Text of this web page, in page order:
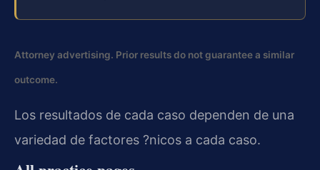
Attorney advertising. Prior results do not guarantee a similar
outcome.
Los resultados de cada caso dependen de una
variedad de factores ?nicos a cada caso.